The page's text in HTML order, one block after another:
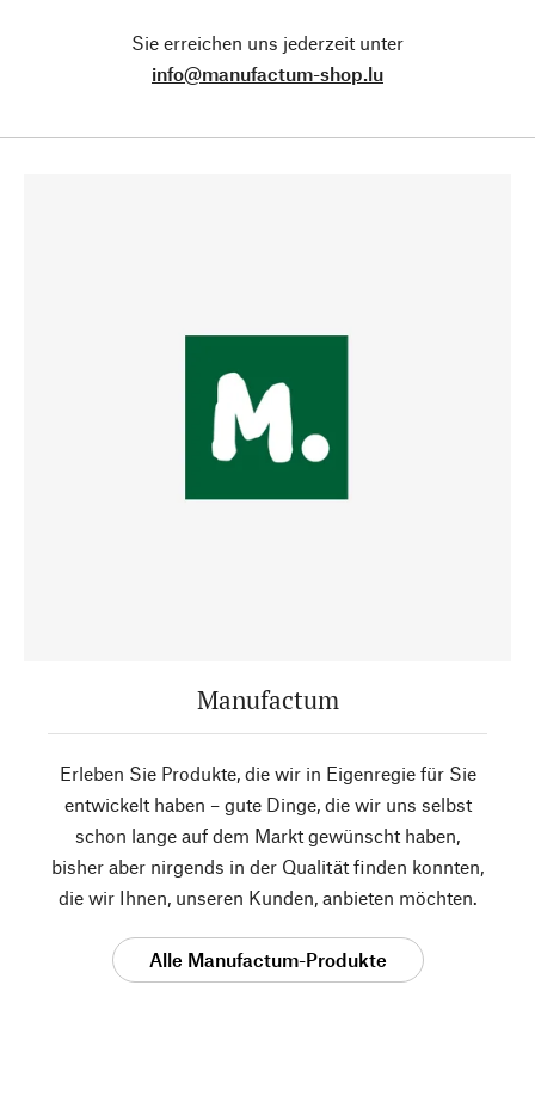
Sie erreichen uns jederzeit unter
info@manufactum-shop.lu
Manufactum
Erleben Sie Produkte, die wir in Eigenregie für Sie
entwickelt haben – gute Dinge, die wir uns selbst
schon lange auf dem Markt gewünscht haben,
bisher aber nirgends in der Qualität finden konnten,
die wir Ihnen, unseren Kunden, anbieten möchten.
Alle Manufactum-Produkte